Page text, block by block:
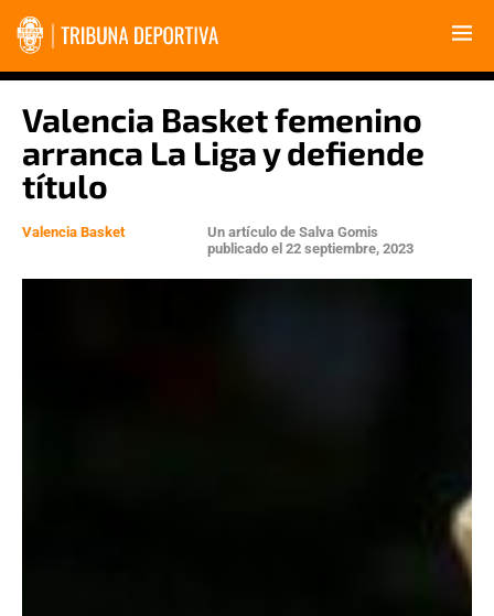
Valencia Basket femenino
arranca La Liga y defiende
título
Valencia Basket Un artículo de Salva Gomis
publicado el 22 septiembre, 2023